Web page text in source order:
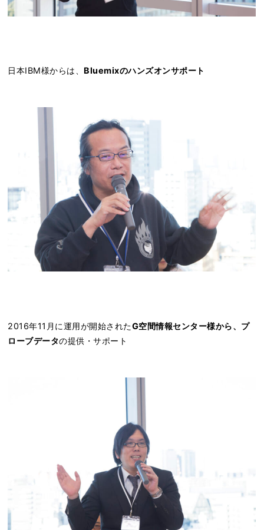
日本IBM様からは、 Bluemixのハンズオンサポート
2016年11月に運用が開始されたG空間情報センター様から、プ
ローブデータの提供・サポート